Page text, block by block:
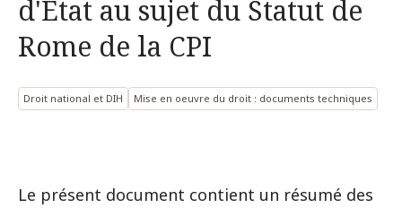
d'État au sujet du Statut de
Rome de la CPI
Droit national et DIH Mise en oeuvre du droit : documents techniques
Le présent document contient un résumé des